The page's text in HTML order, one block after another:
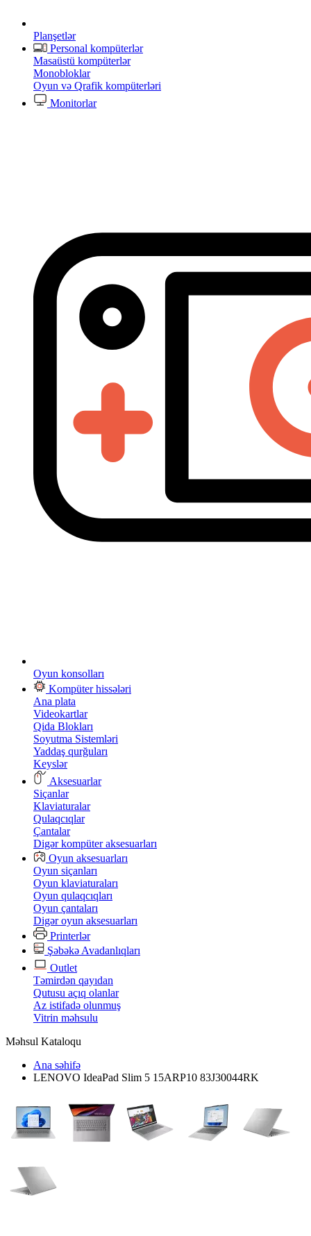
Planşetlər
Personal kompüterlər
Masaüstü kompüterlər
Monobloklar
Oyun və Qrafik kompüterləri
Monitorlar
Oyun konsolları
Kompüter hissələri
Ana plata
Videokartlar
Qida Blokları
Soyutma Sistemləri
Yaddaş qurğuları
Keyslər
Aksesuarlar
Siçanlar
Klaviaturalar
Qulaqcıqlar
Çantalar
Digər kompüter aksesuarları
Oyun aksesuarları
Oyun siçanları
Oyun klaviaturaları
Oyun qulaqcıqları
Oyun çantaları
Digər oyun aksesuarları
Printerlər
Şəbəkə Avadanlıqları
Outlet
Təmirdən qayıdan
Qutusu açıq olanlar
Az istifadə olunmuş
Vitrin məhsulu
Məhsul Kataloqu
Ana səhifə
LENOVO IdeaPad Slim 5 15ARP10 83J30044RK